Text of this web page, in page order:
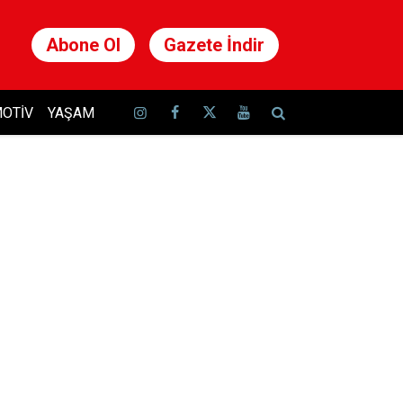
Abone Ol Gazete İndir
YAŞAM